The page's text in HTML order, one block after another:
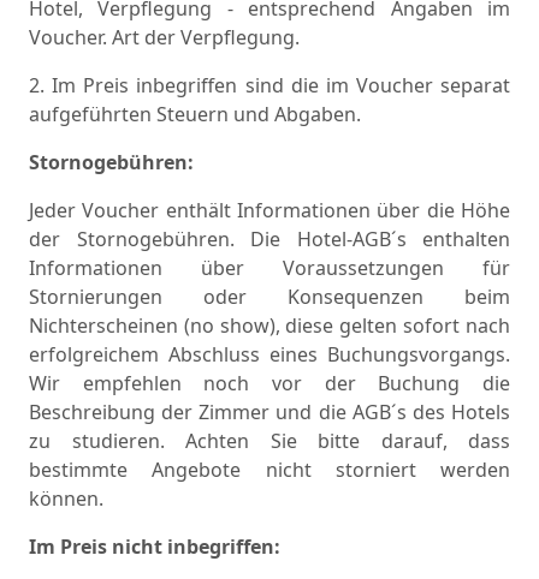
Hotel, Verpflegung - entsprechend Angaben im
Voucher. Art der Verpflegung.
2. Im Preis inbegriffen sind die im Voucher separat
aufgeführten Steuern und Abgaben.
Stornogebühren:
Jeder Voucher enthält Informationen über die Höhe
der Stornogebühren. Die Hotel-AGB´s enthalten
Informationen über Voraussetzungen für
Stornierungen oder Konsequenzen beim
Nichterscheinen (no show), diese gelten sofort nach
erfolgreichem Abschluss eines Buchungsvorgangs.
Wir empfehlen noch vor der Buchung die
Beschreibung der Zimmer und die AGB´s des Hotels
zu studieren. Achten Sie bitte darauf, dass
bestimmte Angebote nicht storniert werden
können.
Im Preis nicht inbegriffen: